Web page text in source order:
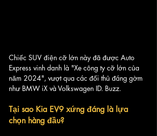
Chiếc SUV điện cỡ lớn này đã được Auto
Express vinh danh là "Xe công ty cỡ lớn của
năm 2024", vượt qua các đối thủ đáng gờm
như BMW iX và Volkswagen ID. Buzz.
Tại sao Kia EV9 xứng đáng là lựa
chọn hàng đầu?